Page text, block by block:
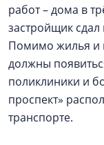
работ – дома в
застройщик
Помимо жилья и
должны
поликлиники и
проспект»
транспорте.